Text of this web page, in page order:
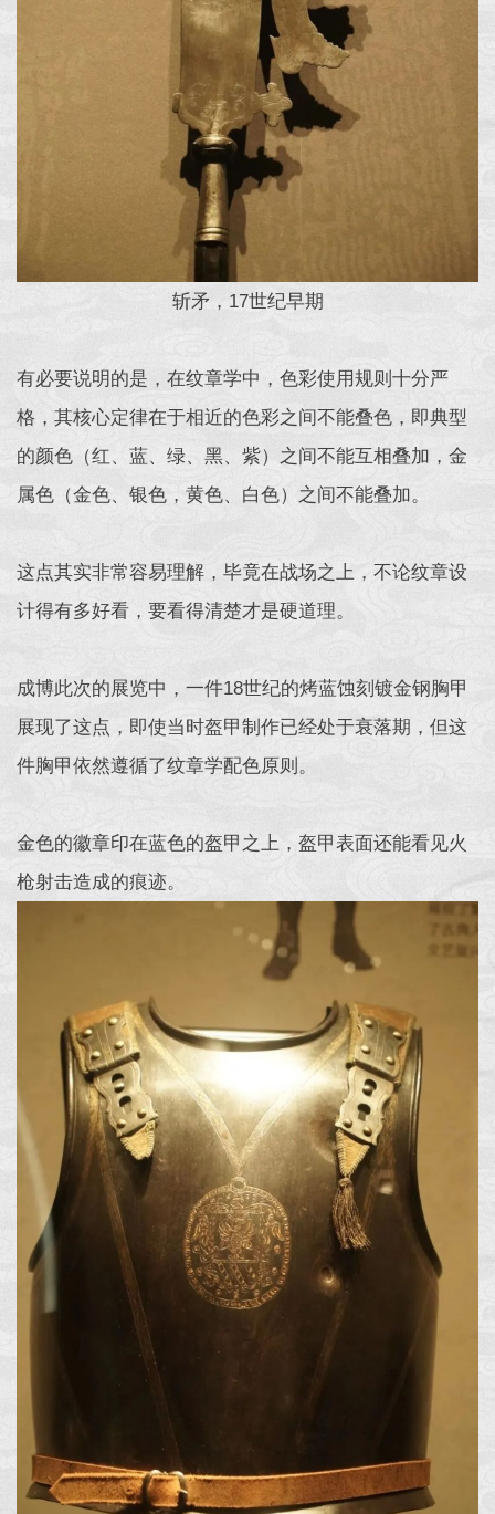
斩矛，17世纪早期
有必要说明的是，在纹章学中，色彩使用规则十分严
格，其核心定律在于相近的色彩之间不能叠色，即典型
的颜色（红、蓝、绿、黑、紫）之间不能互相叠加，金
属色（金色、银色，黄色、白色）之间不能叠加。
这点其实非常容易理解，毕竟在战场之上，不论纹章设
计得有多好看，要看得清楚才是硬道理。
成博此次的展览中，一件18世纪的烤蓝蚀刻镀金钢胸甲
展现了这点，即使当时盔甲制作已经处于衰落期，但这
件胸甲依然遵循了纹章学配色原则。
金色的徽章印在蓝色的盔甲之上，盔甲表面还能看见火
枪射击造成的痕迹。